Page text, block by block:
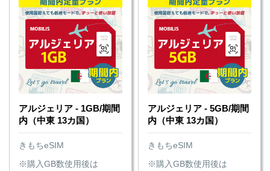
アルジェリア - 1GB/期間
内（中東 13カ国）
きもちeSIM
※購入GB数使用後は
アルジェリア - 5GB/期間
内（中東 13カ国）
きもちeSIM
※購入GB数使用後は